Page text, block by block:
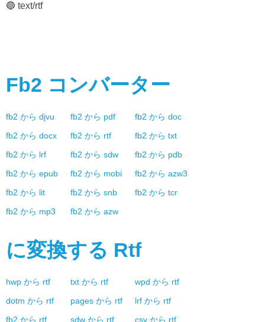
🔵 text/rtf
Fb2 コンバーター
fb2 から djvu fb2 から pdf fb2 から doc
fb2 から docx fb2 から rtf fb2 から txt
fb2 から lrf fb2 から sdw fb2 から pdb
fb2 から epub fb2 から mobi fb2 から azw3
fb2 から lit fb2 から snb fb2 から tcr
fb2 から mp3 fb2 から azw
に変換する Rtf
hwp から rtf txt から rtf wpd から rtf
dotm から rtf pages から rtf lrf から rtf
fb2 から rtf sdw から rtf csv から rtf